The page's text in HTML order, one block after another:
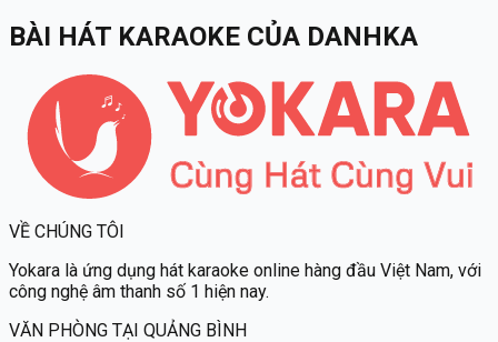
BÀI HÁT KARAOKE CỦA DANHKA
VỀ CHÚNG TÔI
Yokara là ứng dụng hát karaoke online hàng đầu Việt Nam, với
công nghệ âm thanh số 1 hiện nay.
VĂN PHÒNG TẠI QUẢNG BÌNH